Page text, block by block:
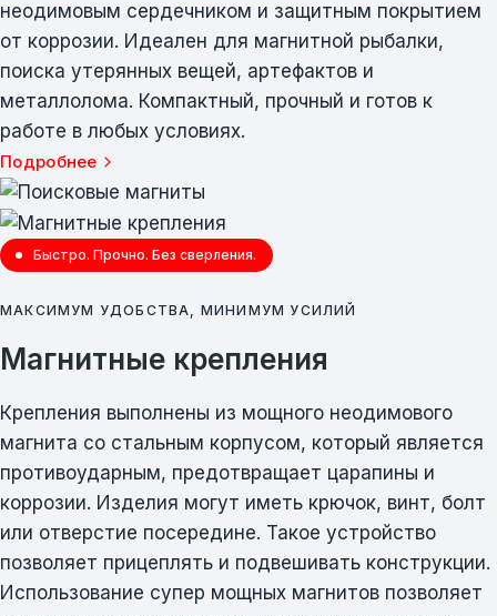
неодимовым сердечником и защитным покрытием
от коррозии. Идеален для магнитной рыбалки,
поиска утерянных вещей, артефактов и
металлолома. Компактный, прочный и готов к
работе в любых условиях.
Подробнее
Быстро. Прочно. Без сверления.
МАКСИМУМ УДОБСТВА, МИНИМУМ УСИЛИЙ
Магнитные крепления
Крепления выполнены из мощного неодимового
магнита со стальным корпусом, который является
противоударным, предотвращает царапины и
коррозии. Изделия могут иметь крючок, винт, болт
или отверстие посередине. Такое устройство
позволяет прицеплять и подвешивать конструкции.
Использование супер мощных магнитов позволяет